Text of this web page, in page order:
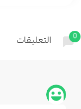
0 التعليقات